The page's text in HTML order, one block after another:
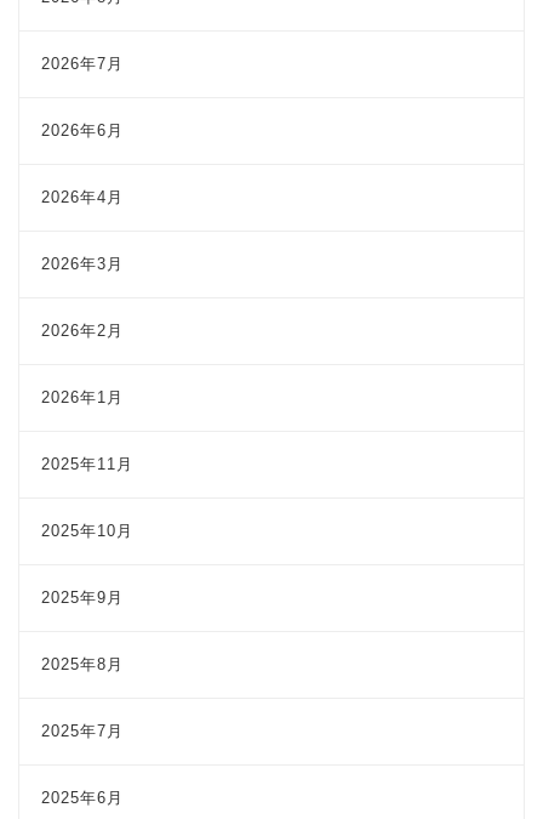
2026年7月
2026年6月
2026年4月
2026年3月
2026年2月
2026年1月
2025年11月
2025年10月
2025年9月
2025年8月
2025年7月
2025年6月